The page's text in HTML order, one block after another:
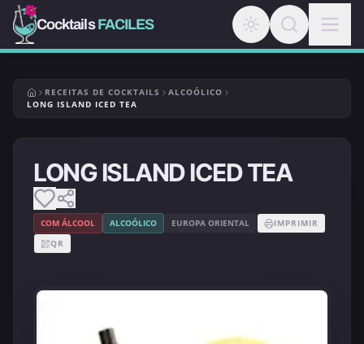
CocktailsFACILES
RECEITAS DE COCKTAILS
ALCOÓLICO
LONG ISLAND ICED TEA
LONG ISLAND ICED TEA
COM ÁLCOOL ALCOÓLICO EUROPA ORIENTAL
IMPRIMIR
QR